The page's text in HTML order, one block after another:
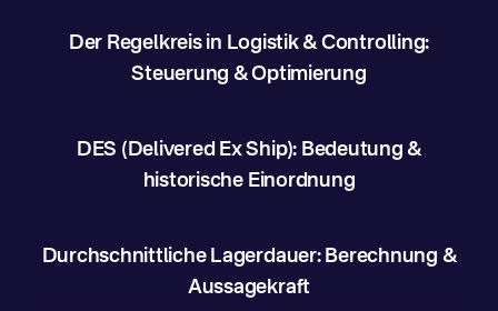
Der Regelkreis in Logistik & Controlling:
Steuerung & Optimierung
DES (Delivered Ex Ship): Bedeutung &
historische Einordnung
Durchschnittliche Lagerdauer: Berechnung &
Aussagekraft